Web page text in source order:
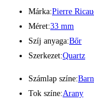
Márka:Pierre
Méret:33 mm
Szíj anyaga:Bőr
Szerkezet:Quartz
Számlap színe:
Tok színe:Arany